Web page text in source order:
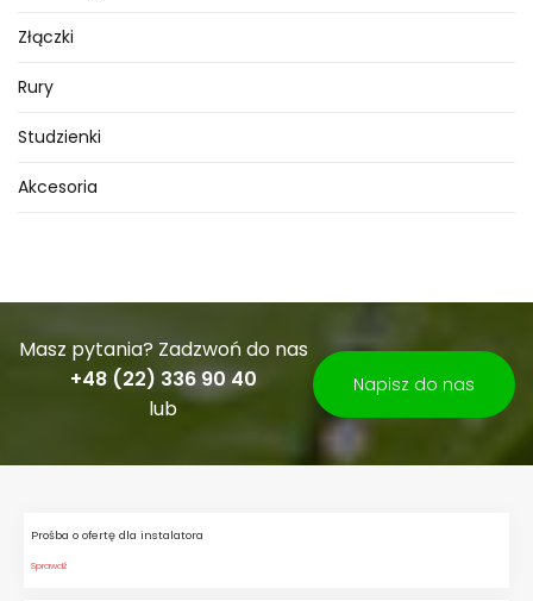
Złączki
Rury
Studzienki
Akcesoria
Masz pytania? Zadzwoń do nas
+48 (22) 336 90 40
lub
Napisz do nas
Prośba o ofertę dla instalatora
Sprawdź